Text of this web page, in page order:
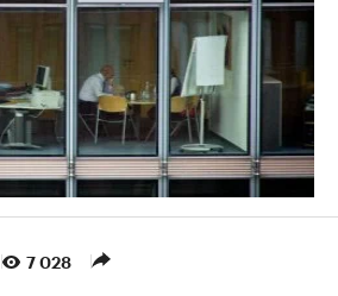
7 028